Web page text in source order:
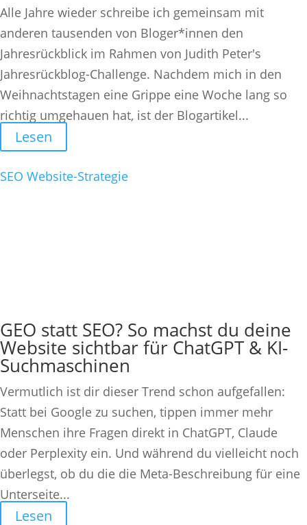
Alle Jahre wieder schreibe ich gemeinsam mit
anderen tausenden von Bloger*innen den
Jahresrückblick im Rahmen von Judith Peter's
Jahresrückblog-Challenge. Nachdem mich in den
Weihnachtstagen eine Grippe eine Woche lang so
richtig umgehauen hat, ist der Blogartikel...
Lesen
SEO Website-Strategie
GEO statt SEO? So machst du deine
Website sichtbar für ChatGPT & KI-
Suchmaschinen
Vermutlich ist dir dieser Trend schon aufgefallen:
Statt bei Google zu suchen, tippen immer mehr
Menschen ihre Fragen direkt in ChatGPT, Claude
oder Perplexity ein. Und während du vielleicht noch
überlegst, ob du die die Meta-Beschreibung für eine
Unterseite...
Lesen